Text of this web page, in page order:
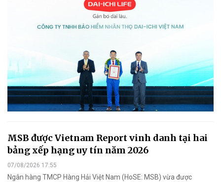
MSB được Vietnam Report vinh danh tại hai
bảng xếp hạng uy tín năm 2026
07/08/2026 17:55
Ngân hàng TMCP Hàng Hải Việt Nam (HoSE: MSB) vừa được